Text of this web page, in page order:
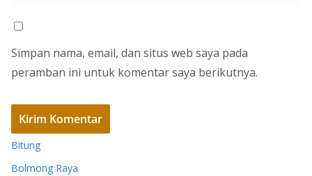
Simpan nama, email, dan situs web saya pada
peramban ini untuk komentar saya berikutnya.
Bitung
Bolmong Raya